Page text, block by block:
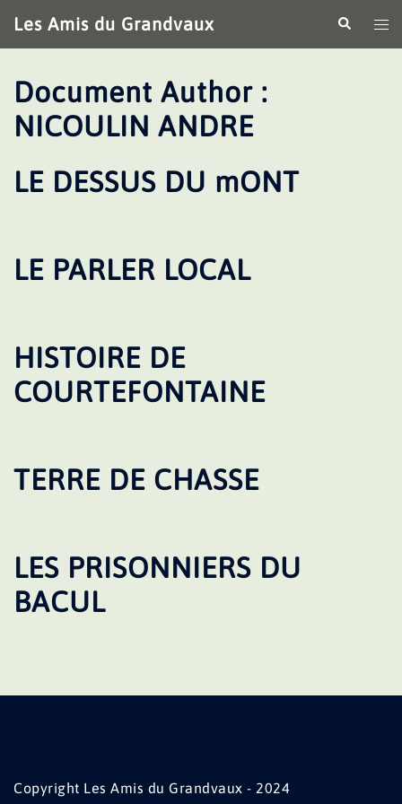
au
contenu
Les Amis du Grandvaux
le
Document Author :
NICOULIN ANDRE
LE DESSUS DU mONT
LE PARLER LOCAL
HISTOIRE DE
COURTEFONTAINE
TERRE DE CHASSE
LES PRISONNIERS DU
BACUL
Copyright Les Amis du Grandvaux - 2024